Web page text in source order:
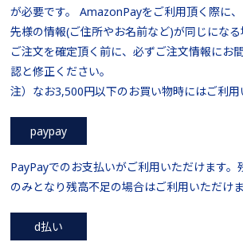
が必要です。 AmazonPayをご利用頂く際に
先様の情報(ご住所やお名前など)が同じになる
ご注文を確定頂く前に、必ずご注文情報にお
認と修正ください。
注）なお3,500円以下のお買い物時にはご利用
paypay
PayPayでのお支払いがご利用いただけます。
のみとなり残高不足の場合はご利用いただけま
d払い